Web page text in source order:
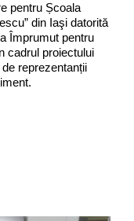
pentru Școala
din Iaşi datorită
Împrumut pentru
cadrul proiectului
reprezentanții